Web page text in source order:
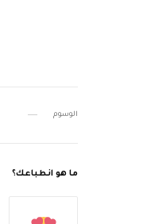
الوسوم
ما هو انطباعك؟